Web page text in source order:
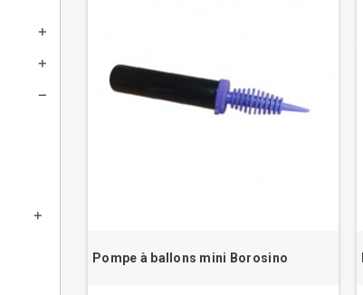
add
add
remove
add
Pompe à ballons mini Borosino